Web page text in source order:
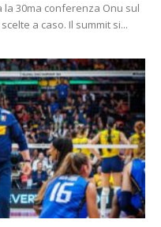
la 30ma conferenza Onu sul
a caso. Il summit si...